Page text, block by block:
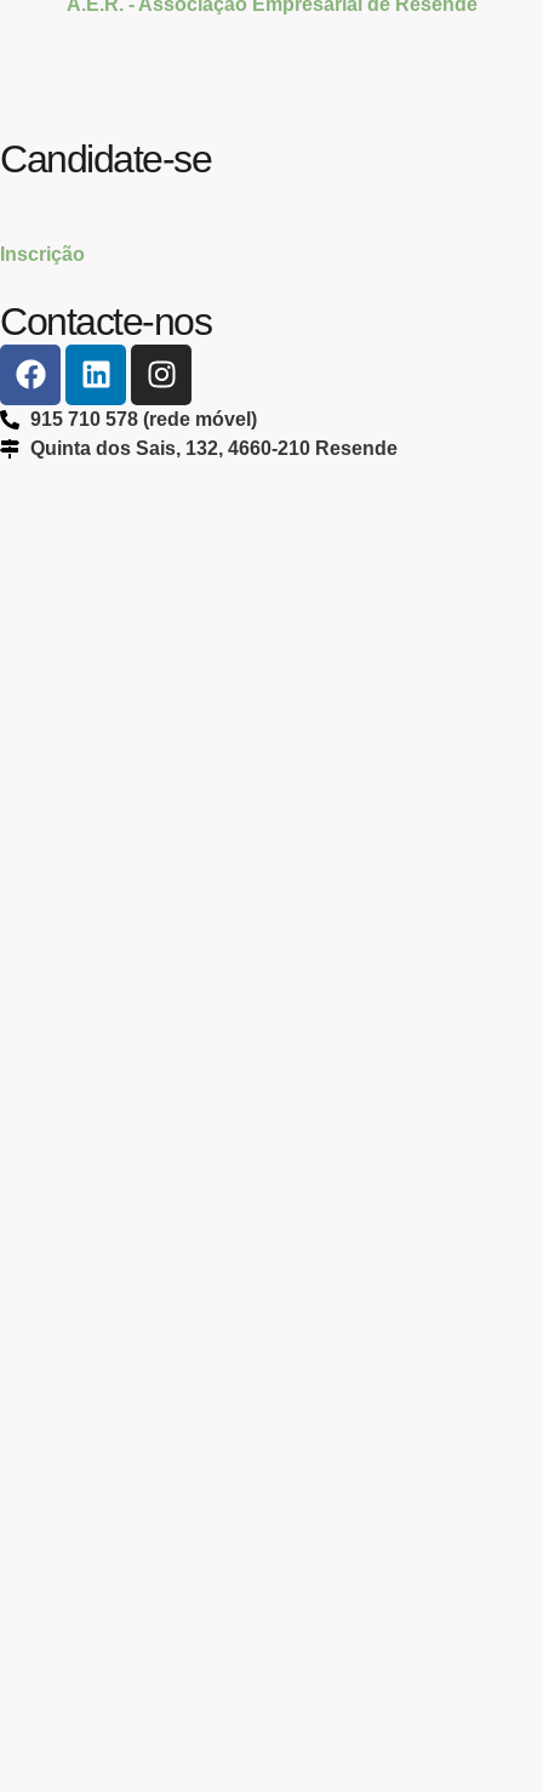
Candidate-se
Inscrição
Contacte-nos
915 710 578 (rede móvel)
Quinta dos Sais, 132, 4660-210 Resende